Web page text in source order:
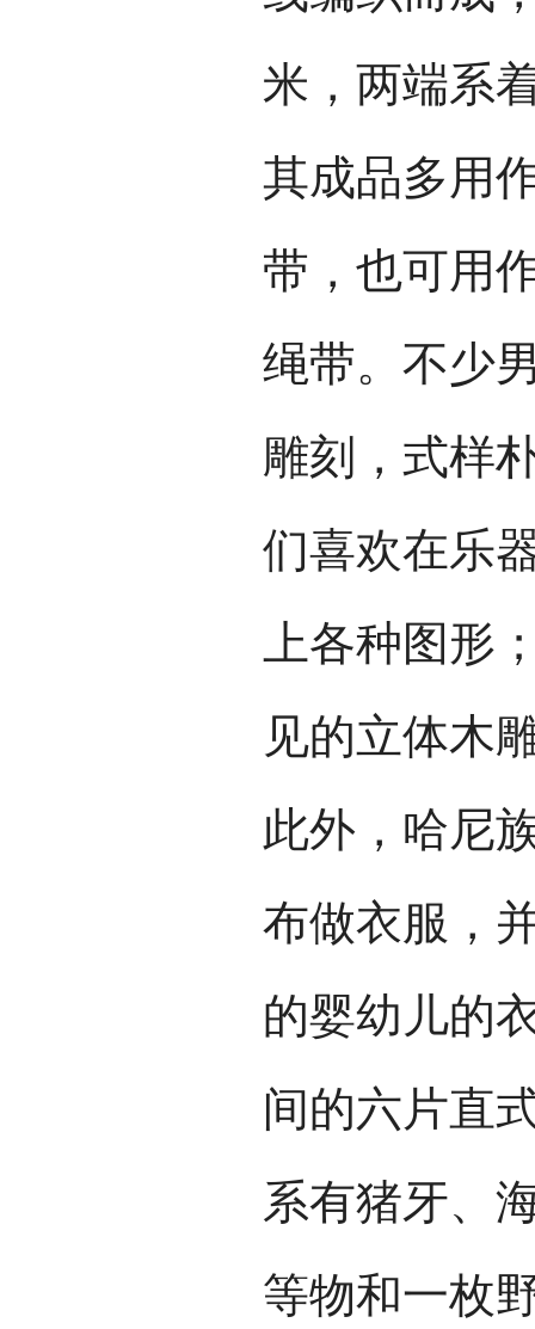
米，两端系
其成品多用
带，也可用
绳带。不少
雕刻，式样
们喜欢在乐
上各种图形
见的立体木
此外，哈尼
布做衣服，
的婴幼儿的
间的六片直
系有猪牙、
等物和一枚